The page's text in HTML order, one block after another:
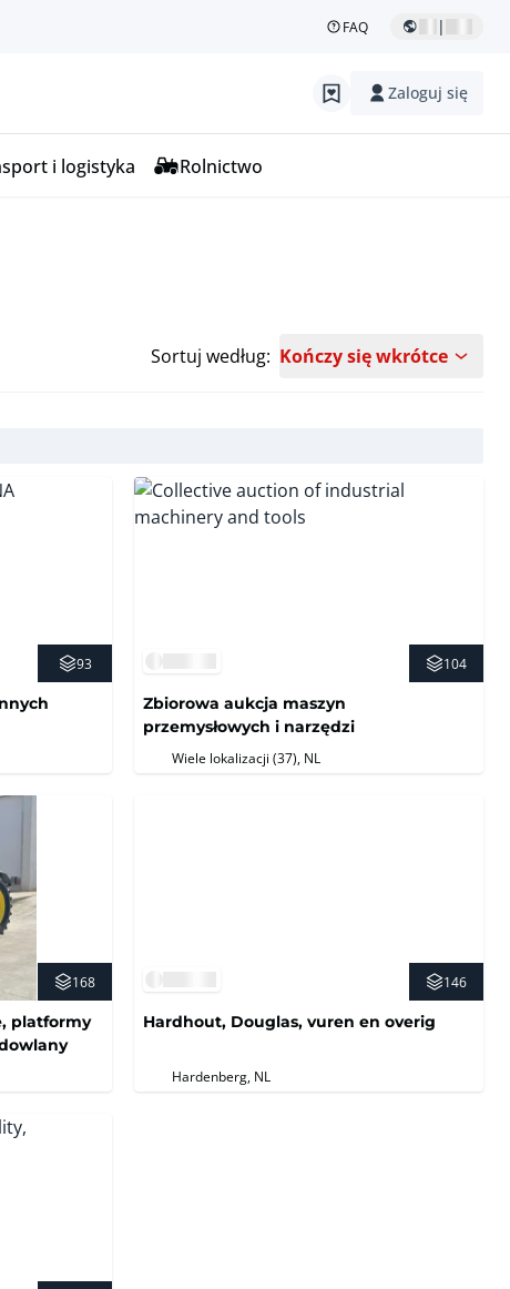
FAQ |
Zaloguj się
i logistyka Rolnictwo
Sortuj według: Kończy się wkrótce
93 104
Zbiorowa aukcja maszyn
przemysłowych i narzędzi
Wiele lokalizacji (37) , NL
168
platformy
146
Hardhout, Douglas, vuren en overig
Hardenberg, NL